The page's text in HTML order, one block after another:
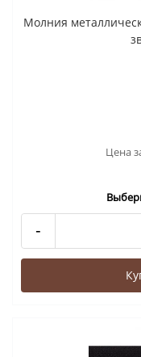
Молния
Цена
-